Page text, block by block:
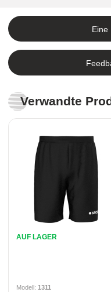
Eine
Verwandte
AUF LAGER
1311